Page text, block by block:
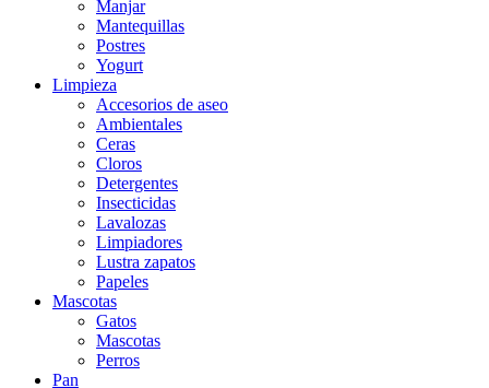
Manjar
Mantequillas
Postres
Yogurt
Limpieza
Accesorios de aseo
Ambientales
Ceras
Cloros
Detergentes
Insecticidas
Lavalozas
Limpiadores
Lustra zapatos
Papeles
Mascotas
Gatos
Mascotas
Perros
Pan